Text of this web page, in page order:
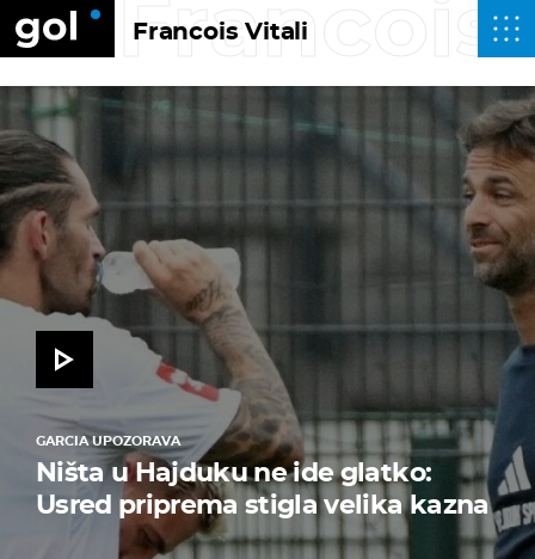
Francois Vitali
GARCIA UPOZORAVA
Ništa u Hajduku ne ide glatko:
Usred priprema stigla velika kazna